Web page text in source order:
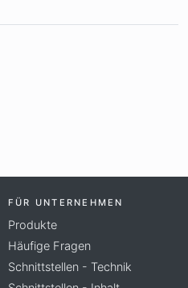
FÜR UNTERNEHMEN
Produkte
Häufige Fragen
Schnittstellen - Technik